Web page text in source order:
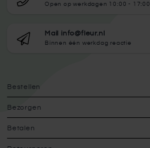
Open op werkdagen 10:00 - 17:00
Mail info@fleur.nl
Binnen één werkdag reactie
Bestellen
Bezorgen
Betalen